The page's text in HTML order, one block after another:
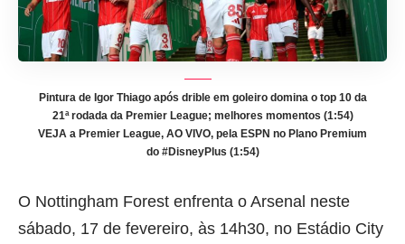
Pintura de Igor Thiago após drible em goleiro domina o top 10 da
21ª rodada da Premier League; melhores momentos (1:54)
VEJA a Premier League, AO VIVO, pela ESPN no Plano Premium
do #DisneyPlus (1:54)
O Nottingham Forest enfrenta o Arsenal neste
sábado, 17 de fevereiro, às 14h30, no Estádio City